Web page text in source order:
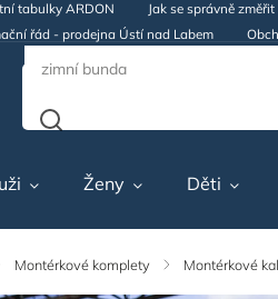
tabulky ARDON Jak se správně změřit
řád - prodejna Ústí nad Labem
Ženy Děti
Montérkové komplety / Montérkové